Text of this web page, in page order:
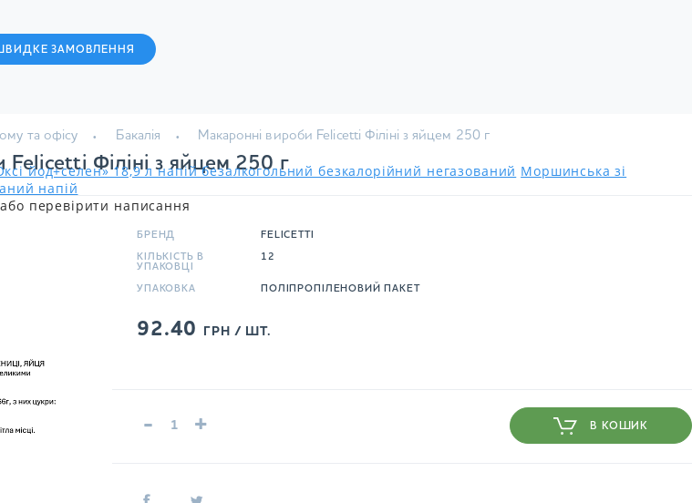
ЗАМОВЛЕННЯ
йод+селен» 18,9 л напій безалкогольний безкалорійний негазований Моршинська зі
напій
перевірити написання
та офісу Бакалія Макаронні вироби Felicetti Філіні з яйцем 250 г
Felicetti Філіні з яйцем 250 г
БРЕНД FELICETTI
КІЛЬКІСТЬ В
УПАКОВЦІ
12
УПАКОВКА ПОЛІПРОПІЛЕНОВИЙ ПАКЕТ
92.40 ГРН / ШТ.
- + В КОШИК